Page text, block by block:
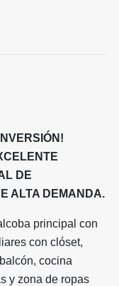
DE
ALTA DEMANDA.
principal con
con clóset,
cocina
y zona de ropas